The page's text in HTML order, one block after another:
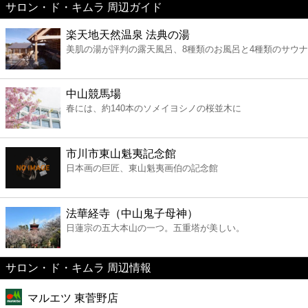
美容
コンビニ
薬局
スーパー
エンタメ
レジャー
書店
ファミレス
サロン・ド・キムラ 周辺ガイド
楽天地天然温泉 法典の湯
美肌の湯が評判の露天風呂、8種類のお風呂と4種類のサウ
中山競馬場
春には、約140本のソメイヨシノの桜並木に
市川市東山魁夷記念館
日本画の巨匠、東山魁夷画伯の記念館
法華経寺（中山鬼子母神）
日蓮宗の五大本山の一つ。五重塔が美しい。
サロン・ド・キムラ 周辺情報
マルエツ 東菅野店